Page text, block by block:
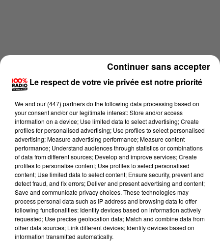
Lecture (1 min 40 sec)
100% Chez vous dans le Tarn
Le respect de votre vie privée est notre priorité
We and our (447) partnersdo the following data processing based on
your consent and/or our legitimate interest: Store and/or access
information on a device; Use limited data to select advertising; Create
profiles for personalised advertising; Use profiles to select personalised
advertising; Measure advertising performance; Measure content
performance; Understand audiences through statistics or combinations
of data from different sources; Develop and improve services; Create
profiles to personalise content; Use profiles to select personalised
content; Use limited data to select content; Ensure security, prevent and
detect fraud, and fix errors; Deliver and present advertising and content;
Save and communicate privacy choices. These technologies may
process personal data such as IP address and browsing data to offer
following functionalities: Identify devices based on information actively
requested; Use precise geolocation data; Match and combine data from
other data sources; Link different devices; Identify devices based on
information transmitted automatically.
Continuer sans accepter